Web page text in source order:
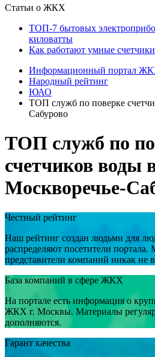
Статьи о ЖКХ
ТОП-7 бытовых
киловатты
Как работают умные
Информационный портал
Народный рейтинг
ЮАО
ТОП служб по поверке
Сабурово
ТОП служб по
счетчиков воды
Москворечье-
Честный рейтинг
Наш рейтинг создан людьми для
распределяют посетители портала.
представители компаний никак не
База компаний в сфере ЖКХ
На портале есть информация о
ЖКХ г. Москвы. Материалы
дополняются.
Гарант качества